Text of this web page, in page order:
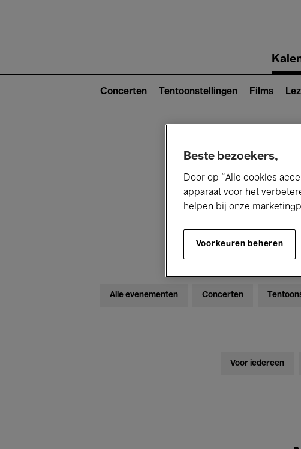
navigation
2)
Concerten Tentoonstellingen Films
Alle evenementen Concerten
Voor iedereen
Beste bezoekers,
Door op “Alle cookies
apparaat voor het
helpen bij onze
Voorkeuren beheren